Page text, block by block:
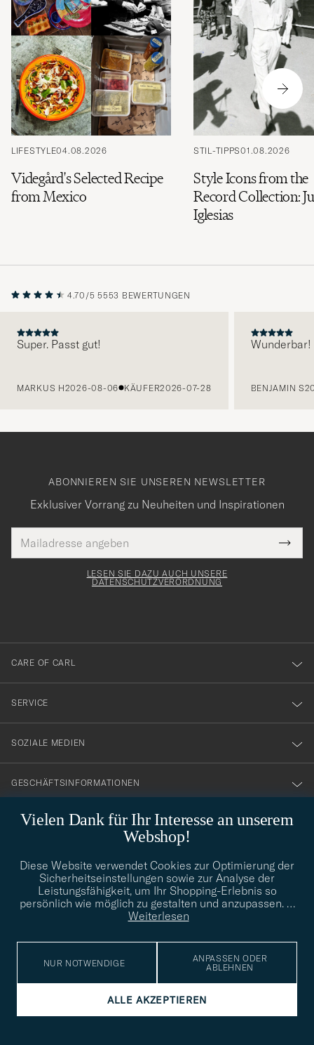
LIFESTYLE04.08.2026
Videgård's Selected Recipe
from Mexico
STIL-TIPPS01.08.2026
Style Icons from the
Record Collection:
Iglesias
4.70/5 5553 BEWERTUNGEN
Super. Passt gut!
MARKUS H2026-08-06 KÄUFER2026-07-28
Wunderbar!
BENJAMIN S
Vielen Dank für Ihr Interesse an unserem
Webshop!
Diese Website verwendet Cookies zur Optimierung der
Sicherheitseinstellungen sowie zur Analyse der
Leistungsfähigkeit, um Ihr Shopping-Erlebnis so
persönlich wie möglich zu gestalten und anzupassen. …
Weiterlesen
NUR NOTWENDIGE
ANPASSEN ODER
ABLEHNEN
ALLE AKZEPTIEREN
ABONNIEREN SIE UNSEREN NEWSLETTER
Exklusiver Vorrang zu Neuheiten und Inspirationen
Mail
Adresse
Tack
för
dig
till
vårt
nyhetsbrev!
LESEN SIE DAZU AUCH UNSERE
DATENSCHUTZVERORDNUNG
CARE OF CARL
SERVICE
SOZIALE MEDIEN
GESCHÄFTSINFORMATIONEN
info@careofcarl.de
Benötigen Sie Hilfe bei der Suche nach Ihrem persönlichen Stil?
Wenden Sie sich an uns, wir helfen Ihnen gerne weiter!
STILBERATUNG